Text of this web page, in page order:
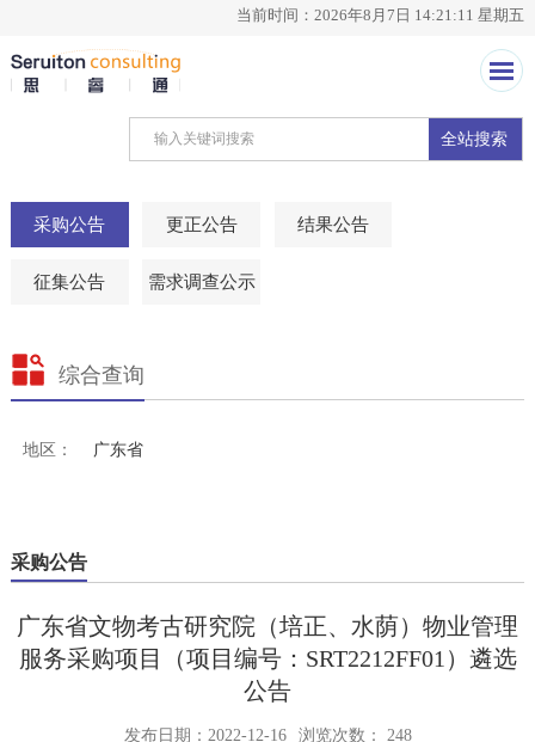
当前时间：2026年8月7日 14:21:12 星期五
全站搜索
采购公告 更正公告 结果公告
征集公告 需求调查公示
综合查询
地区： 广东省
采购公告
广东省文物考古研究院（培正、水荫）物业管理
服务采购项目（项目编号：SRT2212FF01）遴选
公告
发布日期：2022-12-16 浏览次数： 248